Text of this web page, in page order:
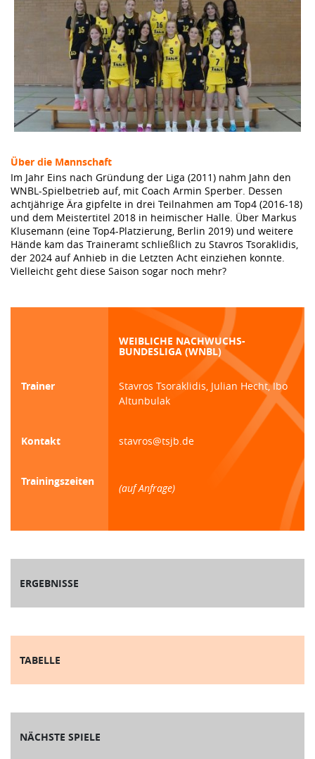
Über die Mannschaft
Im Jahr Eins nach Gründung der Liga (2011) nahm Jahn den
WNBL-Spielbetrieb auf, mit Coach Armin Sperber. Dessen
achtjährige Ära gipfelte in drei Teilnahmen am Top4 (2016-18)
und dem Meistertitel 2018 in heimischer Halle. Über Markus
Klusemann (eine Top4-Platzierung, Berlin 2019) und weitere
Hände kam das Traineramt schließlich zu Stavros Tsoraklidis,
der 2024 auf Anhieb in die Letzten Acht einziehen konnte.
Vielleicht geht diese Saison sogar noch mehr?
WEIBLICHE NACHWUCHS-
BUNDESLIGA (WNBL)
Trainer
Stavros Tsoraklidis, Julian Hecht, Ibo
Altunbulak
Kontakt stavros@tsjb.de
Trainingszeiten
(auf Anfrage)
ERGEBNISSE
TABELLE
NÄCHSTE SPIELE